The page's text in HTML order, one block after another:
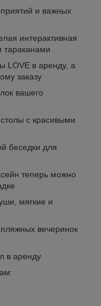
и важных
интерактивная
тараканами
LOVE в аренду, а
заказу
вашего
с красивыми
беседки для
теперь можно
мягкие и
вечеринок
в аренду